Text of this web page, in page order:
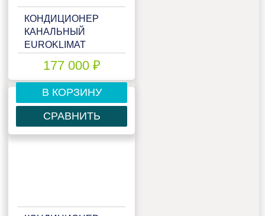
КОНДИЦИОНЕР
КАНАЛЬНЫЙ
EUROKLIMAT
140HNN4/EKOX1-
140HNN4
177 000 ₽
В КОРЗИНУ
СРАВНИТЬ